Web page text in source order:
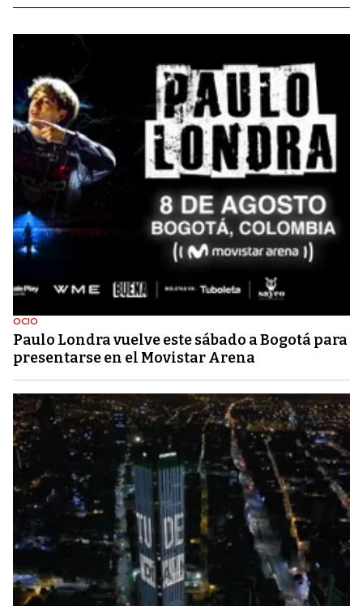
OCIO
Paulo Londra vuelve este sábado a Bogotá para
presentarse en el Movistar Arena